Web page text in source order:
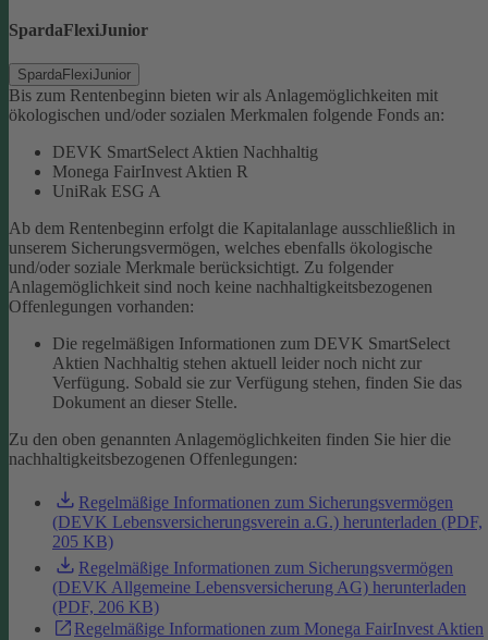
SpardaFlexiJunior
SpardaFlexiJunior
Bis zum Rentenbeginn bieten wir als Anlagemöglichkeiten mit
ökologischen und/oder sozialen Merkmalen folgende Fonds an:
DEVK SmartSelect Aktien Nachhaltig
Monega FairInvest Aktien R
UniRak ESG A
Ab dem Rentenbeginn erfolgt die Kapitalanlage ausschließlich in
unserem Sicherungsvermögen, welches ebenfalls ökologische
und/oder soziale Merkmale berücksichtigt. Zu folgender
Anlagemöglichkeit sind noch keine nachhaltigkeitsbezogenen
Offenlegungen vorhanden:
Die regelmäßigen Informationen zum DEVK SmartSelect
Aktien Nachhaltig stehen aktuell leider noch nicht zur
Verfügung. Sobald sie zur Verfügung stehen, finden Sie das
Dokument an dieser Stelle.
Zu den oben genannten Anlagemöglichkeiten finden Sie hier die
nachhaltigkeitsbezogenen Offenlegungen:
Regelmäßige Informationen zum Sicherungsvermögen
(DEVK Lebensversicherungsverein a.G.) herunterladen (PDF,
205 KB)
Regelmäßige Informationen zum Sicherungsvermögen
(DEVK Allgemeine Lebensversicherung AG) herunterladen
(PDF, 206 KB)
Regelmäßige Informationen zum Monega FairInvest Aktien